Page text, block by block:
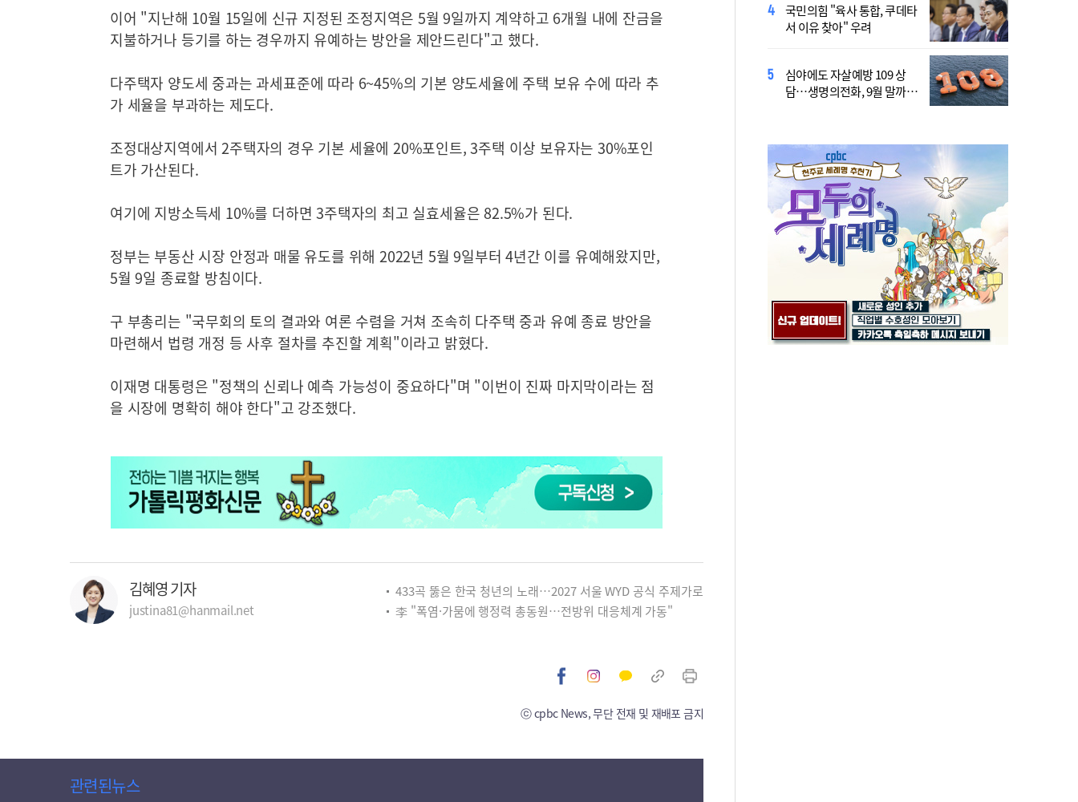
이어 "지난해 10월 15일에 신규 지정된 조정지역은 5월 9일까지 계약하고 6개월 내에 잔금을
지불하거나 등기를 하는 경우까지 유예하는 방안을 제안드린다"고 했다.
다주택자 양도세 중과는 과세표준에 따라 6~45%의 기본 양도세율에 주택 보유 수에 따라 추
가 세율을 부과하는 제도다.
조정대상지역에서 2주택자의 경우 기본 세율에 20%포인트, 3주택 이상 보유자는 30%포인
트가 가산된다.
여기에 지방소득세 10%를 더하면 3주택자의 최고 실효세율은 82.5%가 된다.
정부는 부동산 시장 안정과 매물 유도를 위해 2022년 5월 9일부터 4년간 이를 유예해왔지만,
5월 9일 종료할 방침이다.
구 부총리는 "국무회의 토의 결과와 여론 수렴을 거쳐 조속히 다주택 중과 유예 종료 방안을
마련해서 법령 개정 등 사후 절차를 추진할 계획"이라고 밝혔다.
이재명 대통령은 "정책의 신뢰나 예측 가능성이 중요하다"며 "이번이 진짜 마지막이라는 점
을 시장에 명확히 해야 한다"고 강조했다.
김혜영 기자
justina81@hanmail.net
433곡 뚫은 한국 청년의 노래…2027 서울 WYD 공식 주제가로
李 "폭염·가뭄에 행정력 총동원…전방위 대응체계 가동"
ⓒ cpbc News, 무단 전재 및 재배포 금지
관련된뉴스
국민의힘 "육사 통합, 쿠데타
서 이유 찾아" 우려
심야에도 자살예방 109 상
담…생명의전화, 9월 말까지
靑, 김용범 책임론에 "지금은
대책 챙기는 게 더 중요"
국가보훈부, 미국서 첫 국제
보훈컨퍼런스 연다